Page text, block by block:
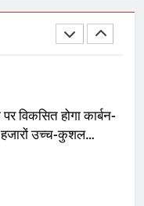
रोशन सिंह के नाम पर
चिकित्सालय का
विकसित होगा कार्बन-
उच्च-कुशल